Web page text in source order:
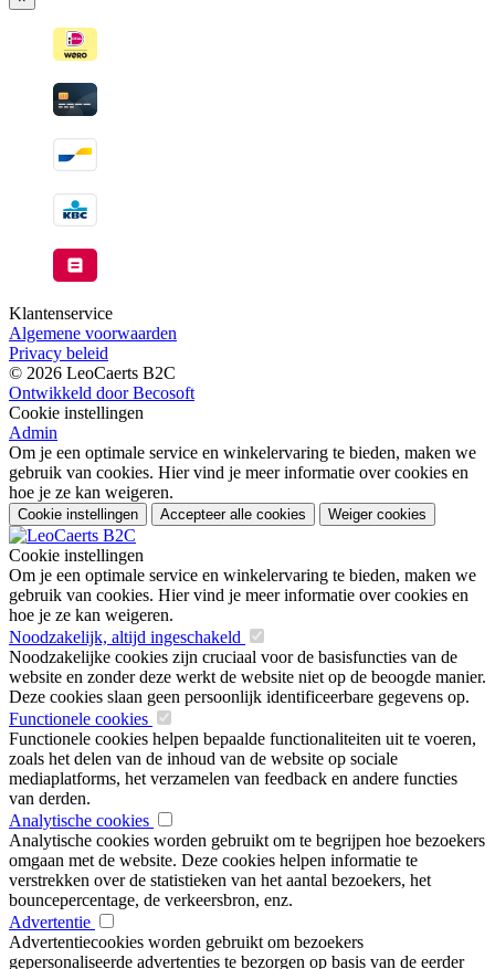
wanneer
beschikbaar
Klantenservice
Algemene voorwaarden
Privacy beleid
© 2026 LeoCaerts B2C
Ontwikkeld door Becosoft
Cookie instellingen
Admin
Om je een optimale service en winkelervaring te bieden, maken we
gebruik van cookies. Hier vind je meer informatie over cookies en
hoe je ze kan weigeren.
Cookie instellingen Accepteer alle cookies Weiger cookies
Cookie instellingen
Om je een optimale service en winkelervaring te bieden, maken we
gebruik van cookies. Hier vind je meer informatie over cookies en
hoe je ze kan weigeren.
Noodzakelijk, altijd ingeschakeld
Noodzakelijke cookies zijn cruciaal voor de basisfuncties van de
website en zonder deze werkt de website niet op de beoogde manier.
Deze cookies slaan geen persoonlijk identificeerbare gegevens op.
Functionele cookies
Functionele cookies helpen bepaalde functionaliteiten uit te voeren,
zoals het delen van de inhoud van de website op sociale
mediaplatforms, het verzamelen van feedback en andere functies
van derden.
Analytische cookies
Analytische cookies worden gebruikt om te begrijpen hoe bezoekers
omgaan met de website. Deze cookies helpen informatie te
verstrekken over de statistieken van het aantal bezoekers, het
bouncepercentage, de verkeersbron, enz.
Advertentie
Advertentiecookies worden gebruikt om bezoekers
gepersonaliseerde advertenties te bezorgen op basis van de eerder